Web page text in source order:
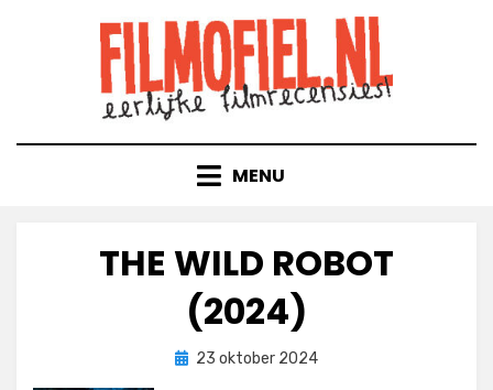
MENU
THE WILD ROBOT
(2024)
doorFilmofiel.nl
Geplaatst
23 oktober 2024